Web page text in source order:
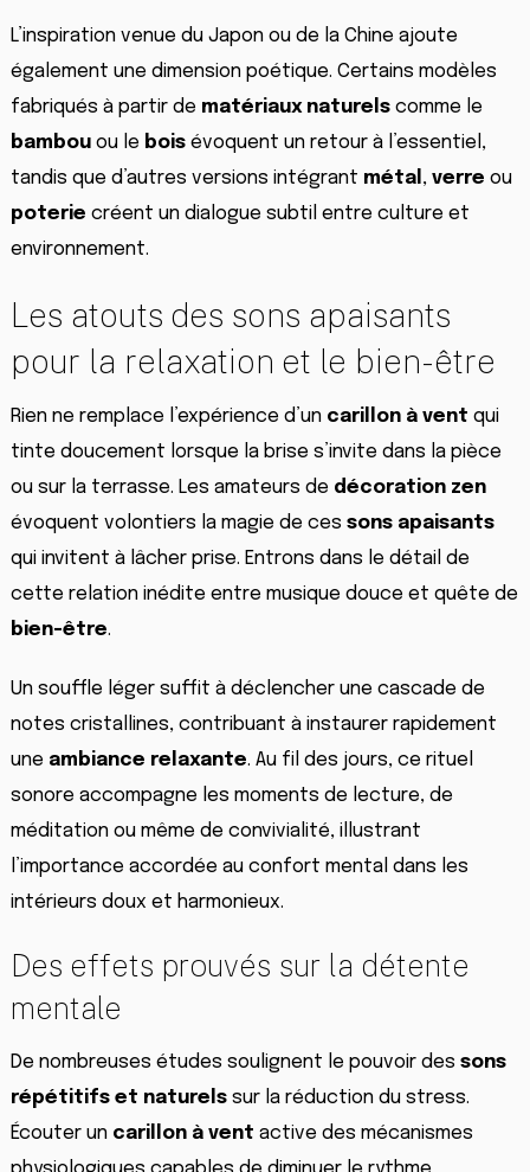
L’inspiration venue du Japon ou de la Chine ajoute
également une dimension poétique. Certains modèles
fabriqués à partir de matériaux naturelscomme le
bambouou le boisévoquent un retour à l’essentiel,
tandis que d’autres versions intégrant métal , verre ou
poterie créent un dialogue subtil entre culture et
environnement.
Les atouts des sons apaisants
pour la relaxation et le bien-être
Rien ne remplace l’expérience d’un carillon à vent qui
tinte doucement lorsque la brise s’invite dans la pièce
ou sur la terrasse. Les amateurs de décoration zen
évoquent volontiers la magie de ces sons apaisants
qui invitent à lâcher prise. Entrons dans le détail de
cette relation inédite entre musique douce et quête de
bien-être.
Un souffle léger suffit à déclencher une cascade de
notes cristallines, contribuant à instaurer rapidement
une ambiance relaxante. Au fil des jours, ce rituel
sonore accompagne les moments de lecture, de
méditation ou même de convivialité, illustrant
l’importance accordée au confort mental dans les
intérieurs doux et harmonieux.
Des effets prouvés sur la détente
mentale
De nombreuses études soulignent le pouvoir des sons
répétitifs et naturelssur la réduction du stress.
Écouter un carillon à vent active des mécanismes